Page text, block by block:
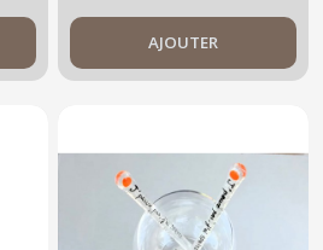
agitateur -
mélangeur - été -
cadeau femme
AJOUTER